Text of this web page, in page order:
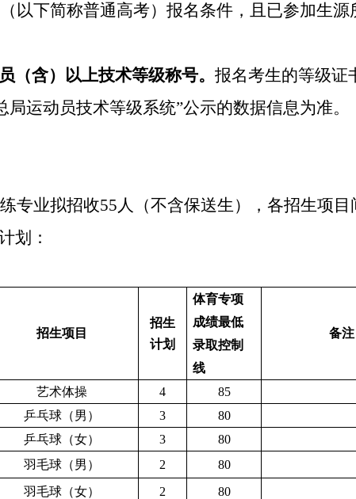
以下简称普通高考）报名条件，且已参加生
（含）以上技术等级称号。 报名考生的等级证
局运动员技术等级系统”公示的数据信息为准。
专业拟招收55人（不含保送生），各招生项目
划：
招生项目
招生
计划
体育专项
成绩最低
录取控制
线
备注
艺术体操 4
85
乒乓球（男） 3
80
乒乓球（女） 3
80
羽毛球（男） 2
80
羽毛球（女） 2 80